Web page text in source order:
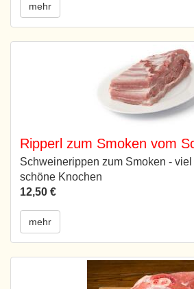
mehr
Ripperl zum Smoken vom
Schweinerippen zum Smoken -
schöne Knochen
12,50 €
mehr